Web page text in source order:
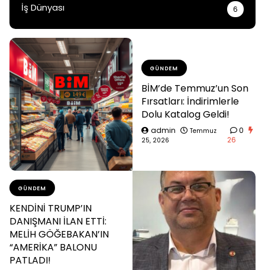
İş Dünyası 6
GÜNDEM
BİM’de Temmuz’un Son
Fırsatları: İndirimlerle
Dolu Katalog Geldi!
admin
Temmuz
25, 2026
0
26
GÜNDEM
KENDİNİ TRUMP’IN
DANIŞMANI İLAN ETTİ:
MELİH GÖĞEBAKAN’IN
“AMERİKA” BALONU
PATLADI!